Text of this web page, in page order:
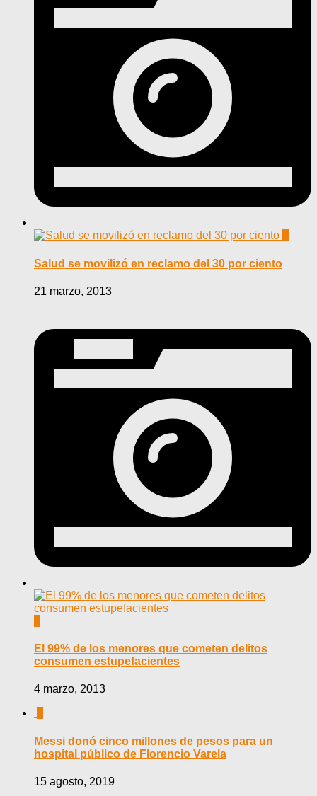
Salud se movilizó en reclamo del 30 por ciento
21 marzo, 2013
El 99% de los menores que cometen delitos
consumen estupefacientes
4 marzo, 2013
Messi donó cinco millones de pesos para un
hospital público de Florencio Varela
15 agosto, 2019